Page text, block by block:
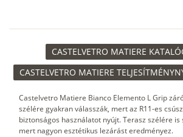
CASTELVETRO MATIERE
CASTELVETRO MATIERE
Castelvetro Matiere Bianco Elemento L Grip
szélére gyakran válasszák, mert az R11-es
biztonságos használatot nyújt. Terasz szélére is
mert nagyon esztétikus lezárást eredményez.